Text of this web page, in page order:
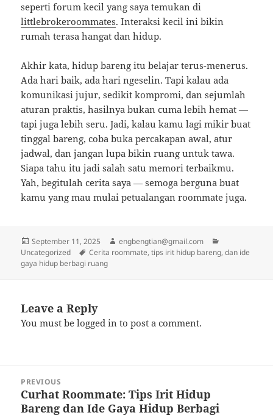
seperti forum kecil yang saya temukan di
littlebrokeroommates. Interaksi kecil ini bikin
rumah terasa hangat dan hidup.
Akhir kata, hidup bareng itu belajar terus-menerus.
Ada hari baik, ada hari ngeselin. Tapi kalau ada
komunikasi jujur, sedikit kompromi, dan sejumlah
aturan praktis, hasilnya bukan cuma lebih hemat —
tapi juga lebih seru. Jadi, kalau kamu lagi mikir buat
tinggal bareng, coba buka percakapan awal, atur
jadwal, dan jangan lupa bikin ruang untuk tawa.
Siapa tahu itu jadi salah satu memori terbaikmu.
Yah, begitulah cerita saya — semoga berguna buat
kamu yang mau mulai petualangan roommate juga.
Posted
on
September 11, 2025 Author
engbengtian@gmail.com
Uncategorized
Tags
Cerita roommate, tips irit hidup bareng, dan ide
gaya hidup berbagi ruang
Leave a Reply
You must belogged in to post a comment.
navigation
PREVIOUS
Previous
post:
Curhat Roommate: Tips Irit Hidup
Bareng dan Ide Gaya Hidup Berbagi